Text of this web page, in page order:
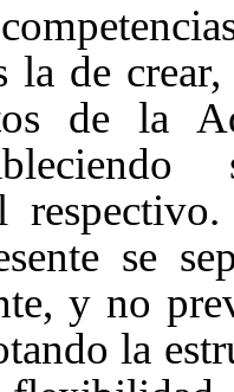
la de
de la
se
y no
la